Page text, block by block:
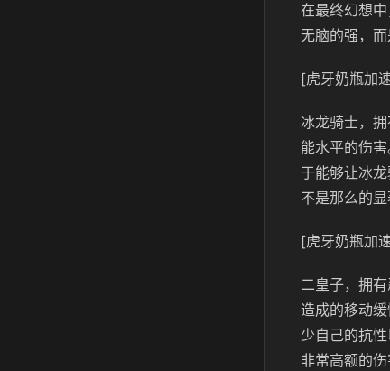
在最终幻想
无脑的强，
[虎牙奶瓶加
冰龙骑士，
能水平的伤
于能够让冰
不是那么的
[虎牙奶瓶加
二皇子，拥
造成的移动
少自己的抗
非常高额的